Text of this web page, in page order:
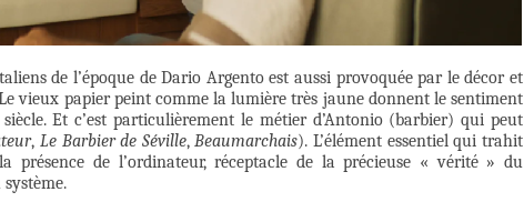
de l’époque de Dario Argento est aussi provoquée par le décor et
vieux papier peint comme la lumière très jaune donnent le sentiment
Et c’est particulièrement le métier d’Antonio (barbier) qui peut
, Le Barbier de Séville,Beaumarchais). L’élément essentiel qui trahit
présence de l’ordinateur, réceptacle de la précieuse « vérité » du